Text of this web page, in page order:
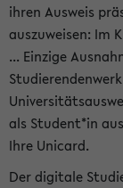
ihren Ausweis
auszuweisen: Im
... Einzige
als Student*in
Ihre Unicard.
Der digitale